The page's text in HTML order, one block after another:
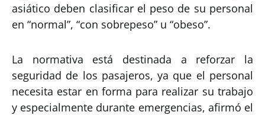
asiático deben clasificar el peso de su personal
en “normal”, “con sobrepeso” u “obeso”.
La normativa está destinada a reforzar la
seguridad de los pasajeros, ya que el personal
necesita estar en forma para realizar su trabajo
y especialmente durante emergencias, afirmó el